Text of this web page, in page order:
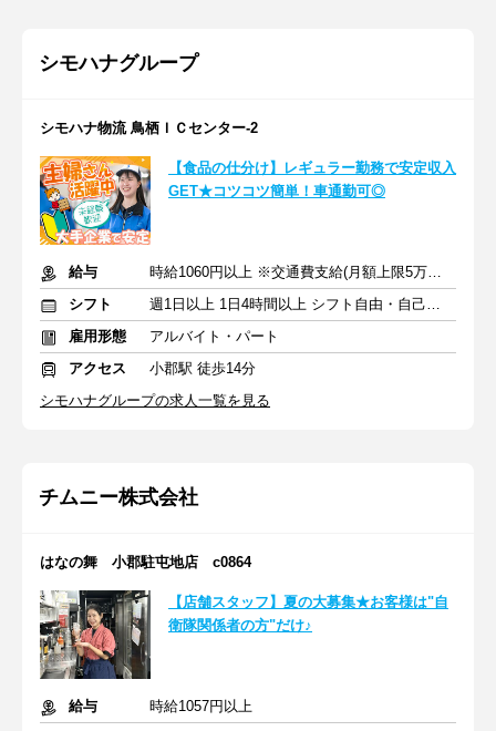
シモハナグループ
シモハナ物流 鳥栖ＩＣセンター-2
【食品の仕分け】レギュラー勤務で安定収入
GET★コツコツ簡単！車通勤可◎
給与
時給1060円以上 ※交通費支給(月額上限5万円まで)
シフト
週1日以上 1日4時間以上 シフト自由・自己申告
雇用形態
アルバイト・パート
アクセス
小郡駅 徒歩14分
シモハナグループの求人一覧を見る
チムニー株式会社
はなの舞 小郡駐屯地店 c0864
【店舗スタッフ】夏の大募集★お客様は"自
衛隊関係者の方"だけ♪
給与
時給1057円以上